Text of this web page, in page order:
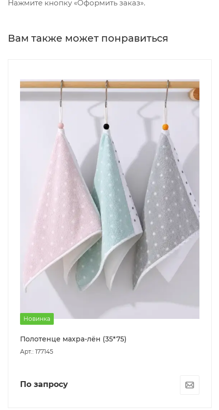
Нажмите кнопку «Оформить заказ».
Вам также может понравиться
Новинка
Полотенце махра-лён (35*75)
Арт.: 177145
По запросу